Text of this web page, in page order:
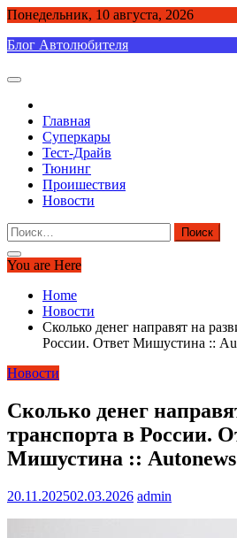
Skip
content
Понедельник, 10 августа, 2026
Блог Автолюбителя
Главная
Суперкары
Тест-Драйв
Тюнинг
Проишествия
Новости
Найти:
You are Here
Home
Новости
Сколько денег направят на
России. Ответ Мишустина ::
Новости
Сколько денег
транспорта в России.
Мишустина :: Autonews
20.11.202502.03.2026 admin